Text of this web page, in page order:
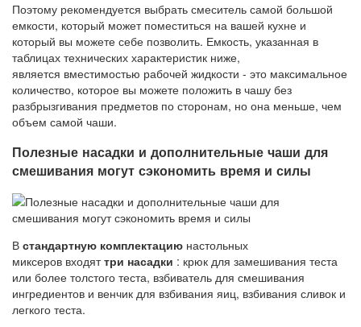
Поэтому рекомендуется выбрать смеситель самой большой
емкости, который может поместиться на вашей кухне и
который вы можете себе позволить. Емкость, указанная в
таблицах технических характеристик ниже,
является вместимостью рабочей жидкости - это максимальное
количество, которое вы можете положить в чашу без
разбрызгивания предметов по сторонам, но она меньше, чем
объем самой чаши.
Полезные насадки и дополнительные чаши для
смешивания могут сэкономить время и силы
В стандартную комплектацию настольных
миксеров входяттри насадки : крюк для замешивания теста
или более толстого теста, взбиватель для смешивания
ингредиентов и венчик для взбивания яиц, взбивания сливок и
легкого теста.